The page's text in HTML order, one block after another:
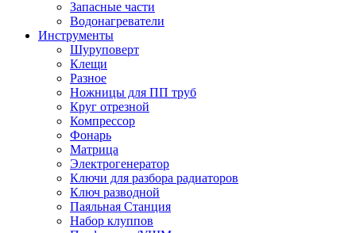
Запасные части
Водонагреватели
Инструменты
Шуруповерт
Клещи
Разное
Ножницы для ПП труб
Круг отрезной
Компрессор
Фонарь
Матрица
Электрогенератор
Ключи для разбора радиаторов
Ключ разводной
Паяльная Станция
Набор клуппов